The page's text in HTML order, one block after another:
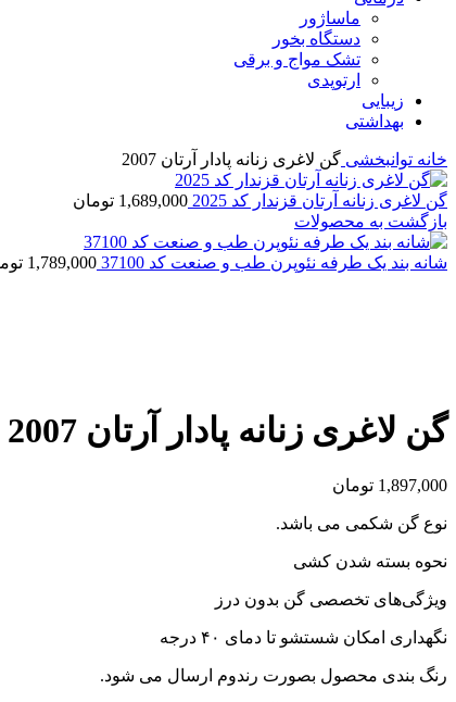
ماساژور
دستگاه بخور
تشک مواج و برقی
ارتوپدی
زیبایی
بهداشتی
خانه توانبخشی گن لاغری زنانه پادار آرتان 2007
گن لاغری زنانه آرتان قزندار کد 2025 1,689,000 تومان
بازگشت به محصولات
شانه بند یک طرفه نئوپرن طب و صنعت کد 37100 1,789,000
گن لاغری زنانه پادار آرتان 2007
1,897,000 تومان
نوع گن شکمی می باشد.
نحوه بسته شدن کشی
ویژگی‌های تخصصی گن بدون درز
نگهداری امکان شستشو تا دمای ۴۰ درجه
رنگ بندی محصول بصورت رندوم ارسال می شود.